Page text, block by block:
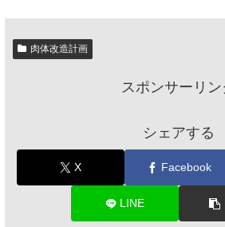
肉体改造計画
スポンサーリン
シェアする
X Facebook
LINE